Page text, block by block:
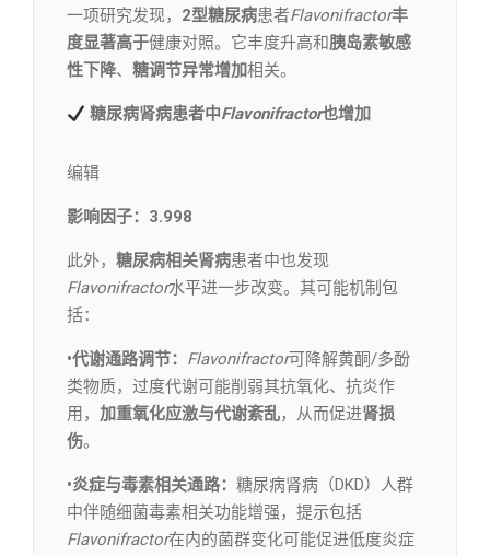
一项研究发现， 2型糖尿病患者Flavonifractor丰
度显著高于健康对照。它丰度升高和胰岛素敏感
性下降、 糖调节异常增加相关。
糖尿病肾病患者中Flavonifractor也增加
编辑​
影响因子：3.998
此外， 糖尿病相关肾病患者中也发现
Flavonifractor水平进一步改变。其可能机制包
括：
•代谢通路调节： Flavonifractor可降解黄酮/多酚
类物质，过度代谢可能削弱其抗氧化、抗炎作
用， 加重氧化应激与代谢紊乱，从而促进肾损
伤。
•炎症与毒素相关通路： 糖尿病肾病（DKD）人群
中伴随细菌毒素相关功能增强，提示包括
Flavonifractor在内的菌群变化可能促进低度炎症